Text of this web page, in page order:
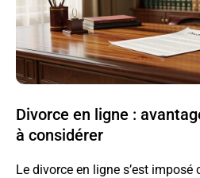
Divorce en ligne :
à considérer
Le divorce en ligne s’est